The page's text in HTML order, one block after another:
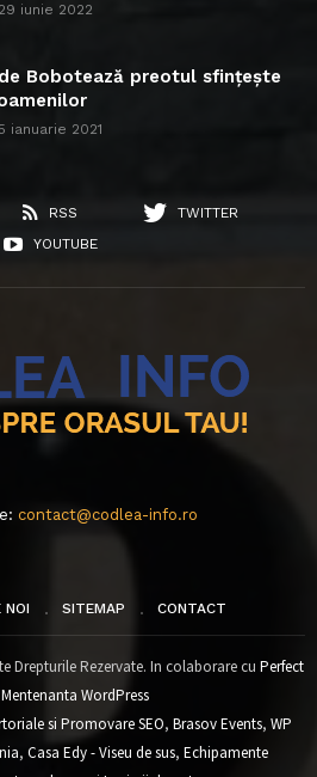
29 iunie 2022
Bobotează preotul sfințește
ianuarie 2021
RSS
TWITTER
YOUTUBE
contact@codlea-info.ro
NOI SITEMAP CONTACT
Drepturile Rezervate. In colaborare cu Perfect
Mentenanta WordPress
si Promovare SEO, Brasov Events, WP
, Casa Edy - Viseu de sus, Echipamente